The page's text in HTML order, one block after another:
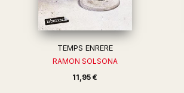
TEMPS ENRERE
RAMON SOLSONA
11,95 €